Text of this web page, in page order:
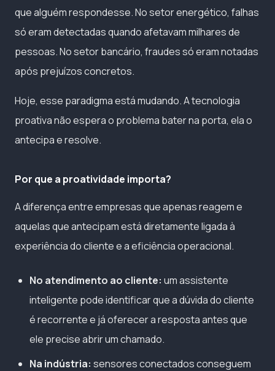
que alguém respondesse. No setor energético, falhas
só eram detectadas quando afetavam milhares de
pessoas. No setor bancário, fraudes só eram notadas
após prejuízos concretos.
Hoje, esse paradigma está mudando. A tecnologia
proativa não espera o problema bater na porta, ela o
antecipa e resolve.
Por que a proatividade importa?
A diferença entre empresas que apenas reagem e
aquelas que antecipam está diretamente ligada à
experiência do cliente e a eficiência operacional.
No atendimento ao cliente: um assistente
inteligente pode identificar que a dúvida do cliente
é recorrente e já oferecer a resposta antes que
ele precise abrir um chamado.
Na indústria: sensores conectados conseguem